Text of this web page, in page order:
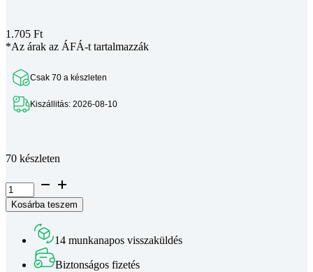
1.705 Ft
*Az árak az ÁFÁ-t tartalmazzák
Csak 70 a készleten
Kiszállitás: 2026-08-10
70 készleten
LM20UU
lineáris
csapágy
Kosárba teszem
14 munkanapos visszaküldés
Biztonságos fizetés